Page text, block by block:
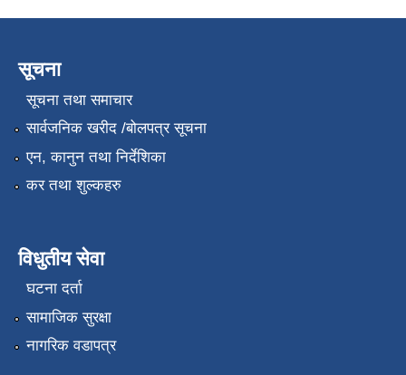
सूचना
सूचना तथा समाचार
सार्वजनिक खरीद /बोलपत्र सूचना
एन, कानुन तथा निर्देशिका
कर तथा शुल्कहरु
विधुतीय सेवा
घटना दर्ता
सामाजिक सुरक्षा
नागरिक वडापत्र